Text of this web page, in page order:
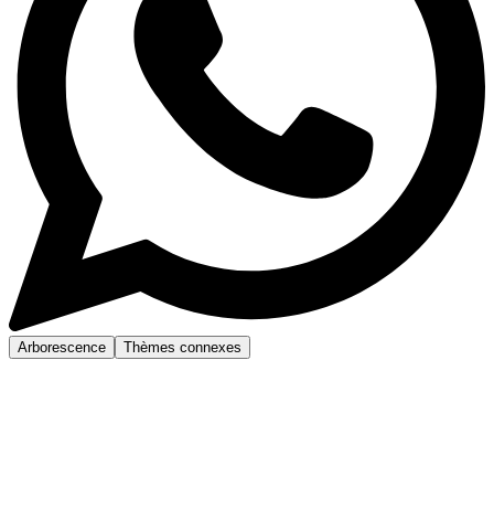
Arborescence Thèmes connexes